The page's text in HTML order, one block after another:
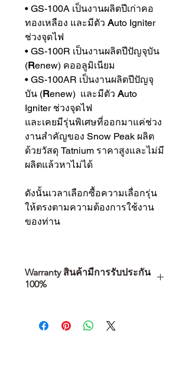
• GS-100A เป็นงานผลิตปีเก่าคอ
ทองเหลือง และมีตัว Auto Igniter
ช่วงจุดไฟ
• GS-100R เป็นงานผลิตปีปัญจุบัน
(Renew) คออลูมิเนียม
• GS-100AR เป็นงานผลิตปีปัญจุ
บัน (Renew) และมีตัว Auto
Igniter ช่วงจุดไฟ
และเคยมีรุ่นพิเศษที่ออกมาแค่ช่วง
งานสำคัญของ Snow Peak ผลิต
ด้วยวัสดุ Tatnium ราคาสูงและไม่มี
ผลิตแล้วหาไม่ได้
ดังนั้นเวลาเลือกซื้อความเลื่อกรุ่น
ให้ตรงตามความต้องการใช้งาน
ของท่าน
Warranty สินค้ามีการรับประกัน
100%
คุณตัดสินใจซื้อ แต่รวมไปถึง
“ประสบการณ์หลังการใช้งาน” ใน